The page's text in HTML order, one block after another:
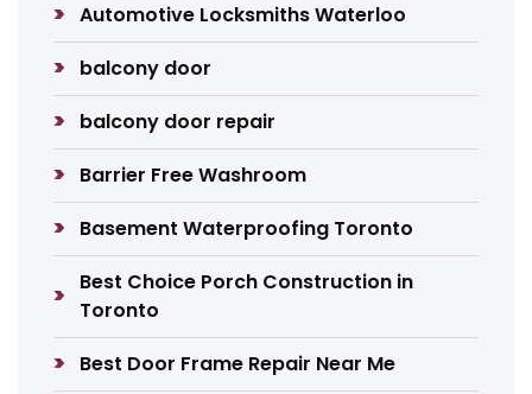
Automotive Locksmiths Waterloo
balcony door
balcony door repair
Barrier Free Washroom
Basement Waterproofing Toronto
Best Choice Porch Construction in
Toronto
Best Door Frame Repair Near Me